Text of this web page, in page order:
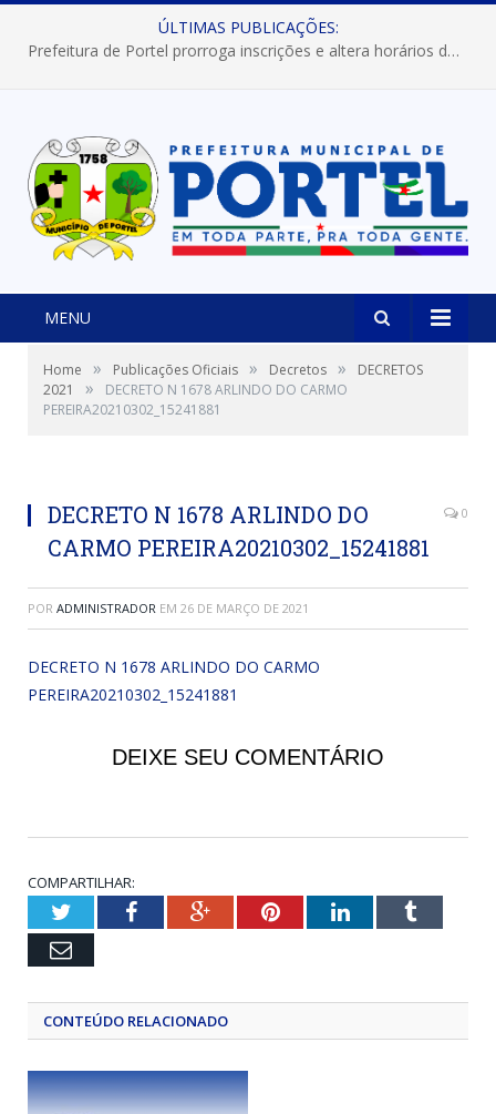
ÚLTIMAS PUBLICAÇÕES:
Prefeitura de Portel prorroga inscrições e altera horários dos concursos “Musa” e “Miss Mix Verão 2026”
MENU
Home » Publicações Oficiais » Decretos »
DECRETOS
2021
»
DECRETO N 1678 ARLINDO DO CARMO
PEREIRA20210302_15241881
DECRETO N 1678 ARLINDO DO
CARMO PEREIRA20210302_15241881
0
POR ADMINISTRADOR EM 26 DE MARÇO DE 2021
DECRETO N 1678 ARLINDO DO CARMO
PEREIRA20210302_15241881
DEIXE SEU COMENTÁRIO
COMPARTILHAR:
TwitterFacebookGoogle+PinterestLinkedInTumblr
Email
CONTEÚDO RELACIONADO